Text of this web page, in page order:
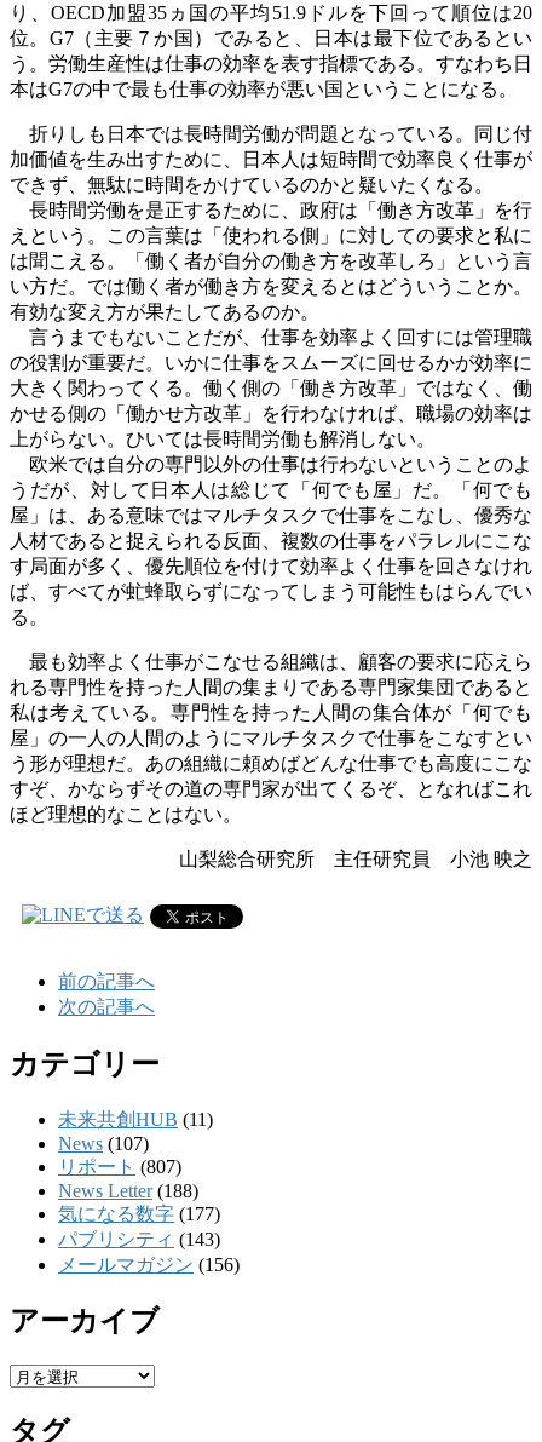
り、OECD加盟35 ヵ国の平均 51.9ドルを下回って順位は20
位。 G7（主要７か国）でみると、日本は最下位であるとい
う。労働生産性は仕事の効率を表す指標である。すなわち日
本はG7の中で最も仕事の効率が悪い国ということになる。
折りしも日本では長時間労働が問題となっている。同じ付
加価値を生み出すために、日本人は短時間で効率良く仕事が
できず、無駄に時間をかけているのかと疑いたくなる。
長時間労働を是正するために、政府は「働き方改革」を行
えという。この言葉は「使われる側」に対しての要求と私に
は聞こえる。「働く者が自分の働き方を改革しろ」という言
い方だ。では働く者が働き方を変えるとはどういうことか。
有効な変え方が果たしてあるのか。
言うまでもないことだが、仕事を効率よく回すには管理職
の役割が重要だ。いかに仕事をスムーズに回せるかが効率に
大きく関わってくる。働く側の「働き方改革」ではなく、働
かせる側の「働かせ方改革」を行わなければ、職場の効率は
上がらない。ひいては長時間労働も解消しない。
欧米では自分の専門以外の仕事は行わないということのよ
うだが、対して日本人は総じて「何でも屋」だ。「何でも
屋」は、ある意味ではマルチタスクで仕事をこなし、優秀な
人材であると捉えられる反面、複数の仕事をパラレルにこな
す局面が多く、優先順位を付けて効率よく仕事を回さなけれ
ば、すべてが虻蜂取らずになってしまう可能性もはらんでい
る。
最も効率よく仕事がこなせる組織は、顧客の要求に応えら
れる専門性を持った人間の集まりである専門家集団であると
私は考えている。専門性を持った人間の集合体が「何でも
屋」の一人の人間のようにマルチタスクで仕事をこなすとい
う形が理想だ。あの組織に頼めばどんな仕事でも高度にこな
すぞ、かならずその道の専門家が出てくるぞ、となればこれ
ほど理想的なことはない。
山梨総合研究所 主任研究員 小池 映之
前の記事へ
次の記事へ
カテゴリー
未来共創HUB (11)
News (107)
リポート (807)
News Letter(188)
気になる数字 (177)
パブリシティ (143)
メールマガジン (156)
アーカイブ
ア
カ
タグ